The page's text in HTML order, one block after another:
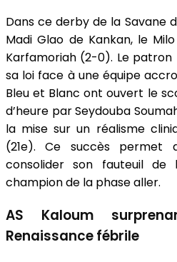
Dans ce derby de la Savane
Madi Glao de Kankan, le
Karfamoriah (2-0). Le patron
sa loi face à une équipe
Bleu et Blanc ont ouvert le
d’heure par Seydouba
la mise sur un réalisme
(21e). Ce succès permet
consolider son fauteuil
champion de la phase aller.
AS Kaloum
Renaissance fébrile